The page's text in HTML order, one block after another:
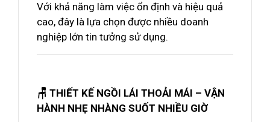
Với khả năng làm việc ổn định và hiệu quả
cao, đây là lựa chọn được nhiều doanh
nghiệp lớn tin tưởng sử dụng.
🪑 THIẾT KẾ NGỒI LÁI THOẢI MÁI – VẬN
HÀNH NHẸ NHÀNG SUỐT NHIỀU GIỜ